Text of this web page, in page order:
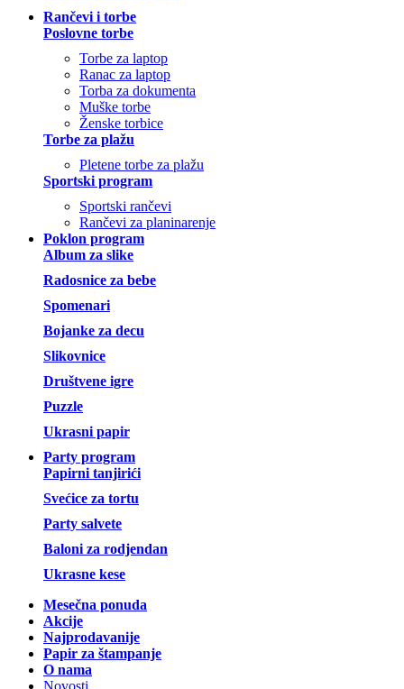
Rančevi i torbe
Poslovne torbe
Torbe za laptop
Ranac za laptop
Torba za dokumenta
Muške torbe
Ženske torbice
Torbe za plažu
Pletene torbe za plažu
Sportski program
Sportski rančevi
Rančevi za planinarenje
Poklon program
Album za slike
Radosnice za bebe
Spomenari
Bojanke za decu
Slikovnice
Društvene igre
Puzzle
Ukrasni papir
Party program
Papirni tanjirići
Svećice za tortu
Party salvete
Baloni za rodjendan
Ukrasne kese
Mesečna ponuda
Akcije
Najprodavanije
Papir za štampanje
O nama
Novosti